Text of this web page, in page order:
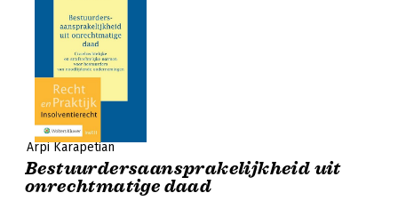
Arpi Karapetian
Bestuurdersaansprakelijkheid uit
onrechtmatige daad